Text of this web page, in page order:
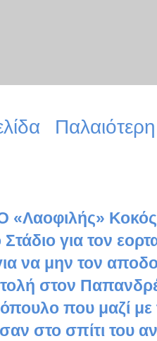
«Λαοφιλής»
για τον
να μην τον
στον
που μαζί με
στο σπίτι του